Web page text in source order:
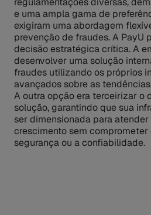
e uma ampla gama de
exigiram uma abordagem
prevenção de fraudes. A PayU
decisão estratégica crítica. A
desenvolver uma solução
fraudes utilizando os próprios
avançados sobre as
A outra opção era terceirizar o
solução, garantindo que sua
ser dimensionada para
crescimento sem comprometer
segurança ou a confiabilidade.